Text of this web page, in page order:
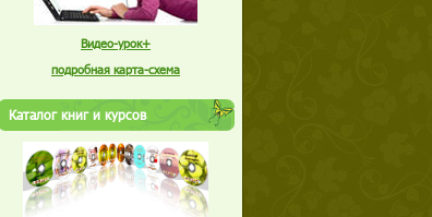
Видео-урок+
подробная карта-схема
Каталог книг и курсов